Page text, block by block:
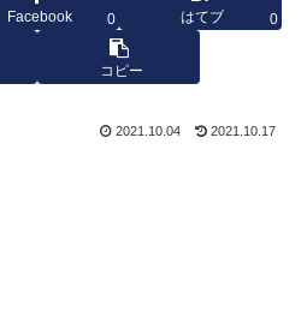
Facebook 0 はてブ 0
コピー
2021.10.04 2021.10.17